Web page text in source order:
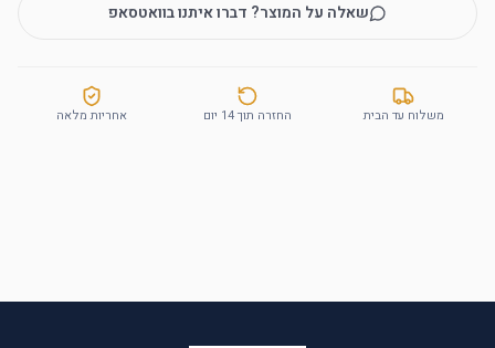
שאלה על המוצר? דברו איתנו בוואטסאפ
משלוח עד הבית החזרה תוך 14 יום אחריות מלאה